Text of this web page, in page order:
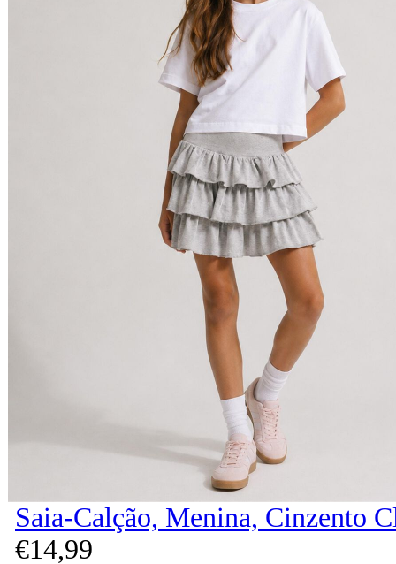
Saia-Calção, Menina, Cinzento
€14,99